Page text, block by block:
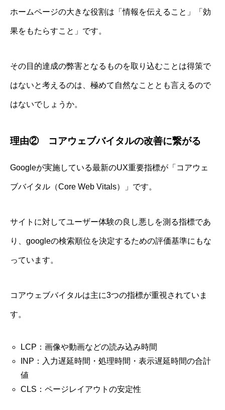
ホームページの大きな役割は「情報を伝えること」「効
果をもたらすこと」です。
その目的達成の弊害となるものを取り込むことは得策で
はないと考えるのは、極めて自然なこととも言えるので
はないでしょうか。
理由② コアウェブバイタルの改善に繋がる
Googleが実施している最新のUX重要指標が「コアウェ
ブバイタル（Core Web Vitals）」です。
サイトに対してユーザー体験の良し悪しを測る指標であ
り、googleの検索順位を決定するための評価基準にもな
っています。
コアウェブバイタルは主に3つの指標が重視されていま
す。
LCP：画像や動画などの読み込み時間
INP：入力遅延時間・処理時間・表示遅延時間の合計
値
CLS：ページレイアウトの安定性